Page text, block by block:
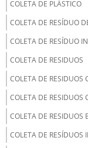
COLETA DE PLÁSTICO
COLETA DE RESÍDUO
COLETA DE RESÍDUO
COLETA DE RESIDUOS
COLETA DE RESIDUOS
COLETA DE RESIDUOS
COLETA DE RESIDUOS
COLETA DE RESÍDUOS